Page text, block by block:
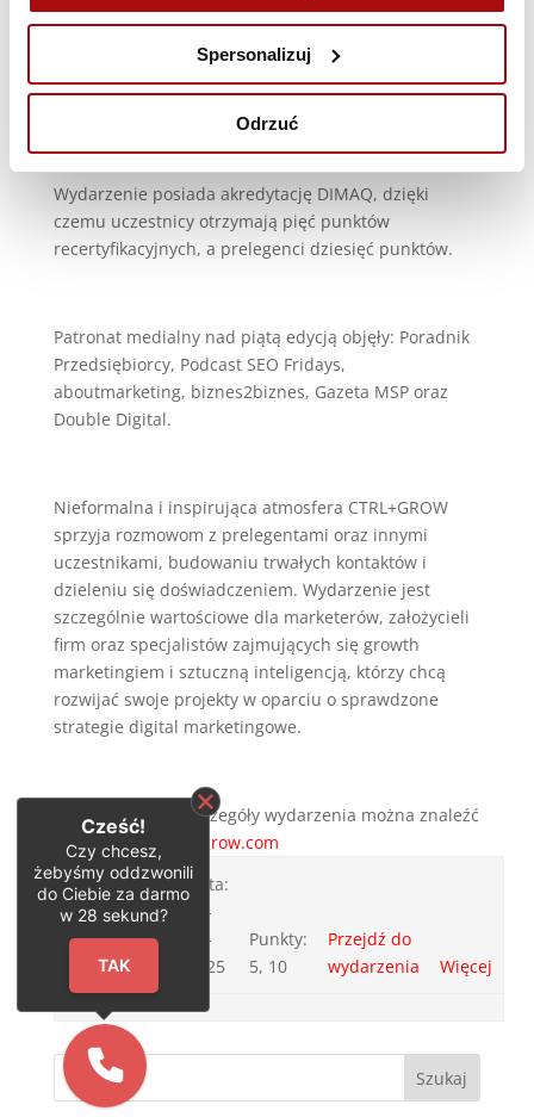
Spersonalizuj
Odrzuć
sztucznej inteligencji oraz automatyzacji, które będą
mogli od razu zastosować w swoich projektach.
Dodatkowe korzyści dla profesjonalistów
Wydarzenie posiada akredytację DIMAQ, dzięki
czemu uczestnicy otrzymają pięć punktów
recertyfikacyjnych, a prelegenci dziesięć punktów.
Patronat medialny nad piątą edycją objęły: Poradnik
Przedsiębiorcy, Podcast SEO Fridays,
aboutmarketing, biznes2biznes, Gazeta MSP oraz
Double Digital.
Nieformalna i inspirująca atmosfera CTRL+GROW
sprzyja rozmowom z prelegentami oraz innymi
uczestnikami, budowaniu trwałych kontaktów i
dzieleniu się doświadczeniem. Wydarzenie jest
szczególnie wartościowe dla marketerów, założycieli
firm oraz specjalistów zajmujących się growth
marketingiem i sztuczną inteligencją, którzy chcą
rozwijać swoje projekty w oparciu o sprawdzone
strategie digital marketingowe.
Pełny program i szczegóły wydarzenia można znaleźć
na stronie:ctrlandgrow.com
CTRL+GROW
Data:
20-
11-
2025
Punkty:
5, 10
Przejdź do
wydarzenia
Więcej
Cześć!
Czy chcesz,
żebyśmy oddzwonili
do Ciebie za darmo
w 28 sekund?
TAK